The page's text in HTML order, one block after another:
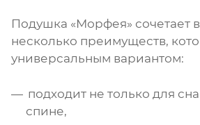
Подушка «Морфея» сочетает
несколько преимуществ,
универсальным вариантом:
подходит не только для
спине,